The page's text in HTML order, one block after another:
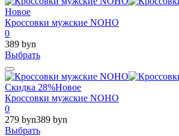
Новое
Кроссовки мужские NOHO
0
389 byn
Выбрать
Скидка 28%Новое
Кроссовки мужские NOHO
0
279 byn389 byn
Выбрать